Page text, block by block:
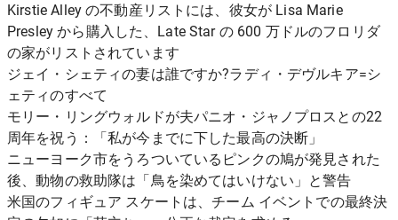
Kirstie Alley の不動産リストには、彼女が Lisa Marie
Presley から購入した、Late Star の 600 万ドルのフロリダ
の家がリストされています
ジェイ・シェティの妻は誰ですか?ラディ・デヴルキア=シ
ェティのすべて
モリー・リングウォルドが夫パニオ・ジャノプロスとの22
周年を祝う：「私が今までに下した最高の決断」
ニューヨーク市をうろついているピンクの鳩が発見された
後、動物の救助隊は「鳥を染めてはいけない」と警告
米国のフィギュア スケートは、チーム イベントでの最終決